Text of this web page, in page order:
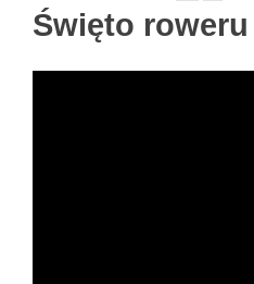
Święto roweru